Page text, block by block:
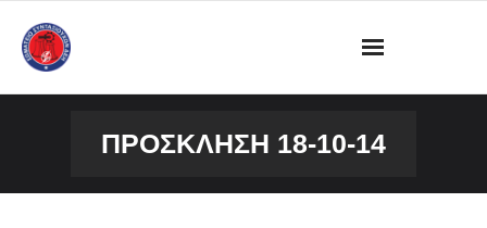
ΠΡΌΣΚΛΗΣΗ 18-10-14